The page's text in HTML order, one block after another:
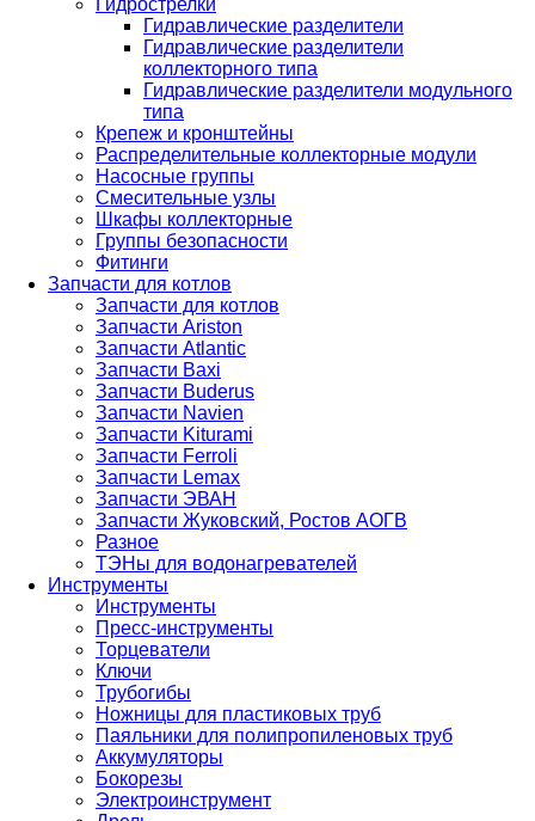
Гидрострелки
Гидравлические разделители
Гидравлические разделители
коллекторного типа
Гидравлические разделители модульного
типа
Крепеж и кронштейны
Распределительные коллекторные модули
Насосные группы
Смесительные узлы
Шкафы коллекторные
Группы безопасности
Фитинги
Запчасти для котлов
Запчасти для котлов
Запчасти Ariston
Запчасти Atlantic
Запчасти Baxi
Запчасти Buderus
Запчасти Navien
Запчасти Kiturami
Запчасти Ferroli
Запчасти Lemax
Запчасти ЭВАН
Запчасти Жуковский, Ростов АОГВ
Разное
ТЭНы для водонагревателей
Инструменты
Инструменты
Пресс-инструменты
Торцеватели
Ключи
Трубогибы
Ножницы для пластиковых труб
Паяльники для полипропиленовых труб
Аккумуляторы
Бокорезы
Электроинструмент